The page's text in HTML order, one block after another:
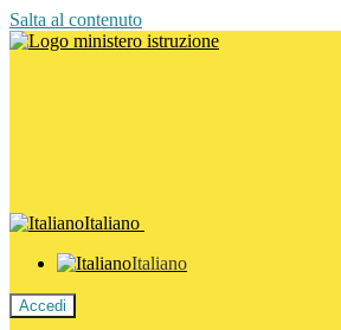
Salta al contenuto
Italiano
Italiano
Accedi